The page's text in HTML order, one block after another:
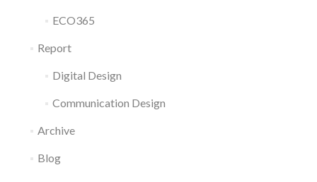
021
ECO365
Report
Digital Design
Communication Design
Archive
Blog